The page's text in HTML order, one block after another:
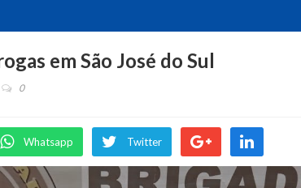
em São José do Sul
0
Whatsapp Twitter